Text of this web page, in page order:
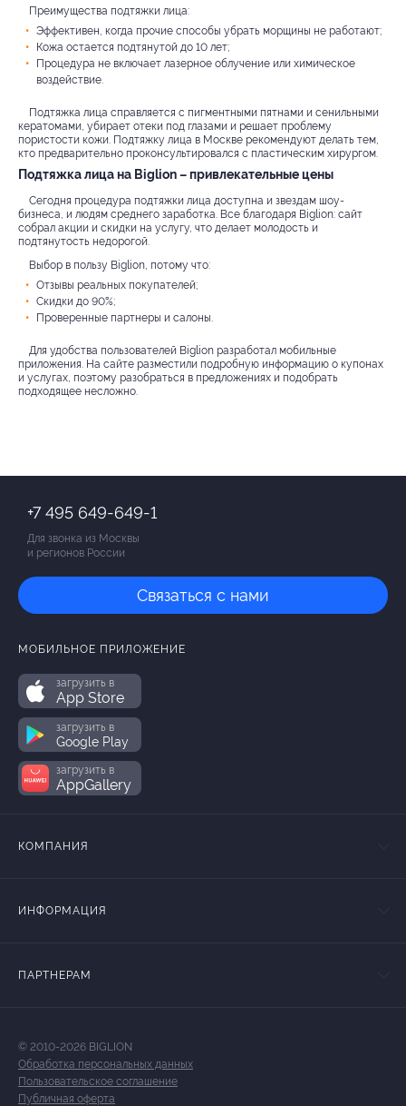
Преимущества подтяжки лица:
Эффективен, когда прочие способы убрать морщины не работают;
Кожа остается подтянутой до 10 лет;
Процедура не включает лазерное облучение или химическое
воздействие.
Подтяжка лица справляется с пигментными пятнами и сенильными
кератомами, убирает отеки под глазами и решает проблему
пористости кожи. Подтяжку лица в Москве рекомендуют делать тем,
кто предварительно проконсультировался с пластическим хирургом.
Подтяжка лица на Biglion – привлекательные цены
Сегодня процедура подтяжки лица доступна и звездам шоу-
бизнеса, и людям среднего заработка. Все благодаря Biglion: сайт
собрал акции и скидки на услугу, что делает молодость и
подтянутость недорогой.
Выбор в пользу Biglion, потому что:
Отзывы реальных покупателей;
Скидки до 90%;
Проверенные партнеры и салоны.
Для удобства пользователей Biglion разработал мобильные
приложения. На сайте разместили подробную информацию о купонах
и услугах, поэтому разобраться в предложениях и подобрать
подходящее несложно.
+7 495 649-649-1
Для звонка из Москвы
и регионов России
Связаться с нами
МОБИЛЬНОЕ ПРИЛОЖЕНИЕ
загрузить в
App Store
загрузить в
Google Play
загрузить в
AppGallery
КОМПАНИЯ
ИНФОРМАЦИЯ
ПАРТНЕРАМ
© 2010-2026 BIGLION
Обработка персональных данных
Пользовательское соглашение
Публичная оферта